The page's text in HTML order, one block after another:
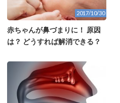
2017/10/30
赤ちゃんが鼻づまりに！ 原因
は？ どうすれば解消できる？